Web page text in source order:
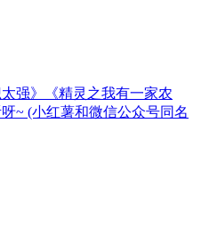
强》《精灵之我有一家农
~ (小红薯和微信公众号同名